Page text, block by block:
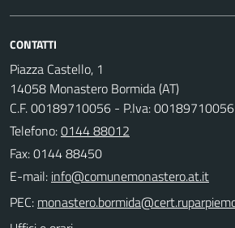
CONTATTI
Piazza Castello, 1
14058 Monastero Bormida (AT)
C.F. 00189710056 - P.Iva: 00189710056
Telefono:0144 88012
Fax: 0144 88450
E-mail:
PEC: